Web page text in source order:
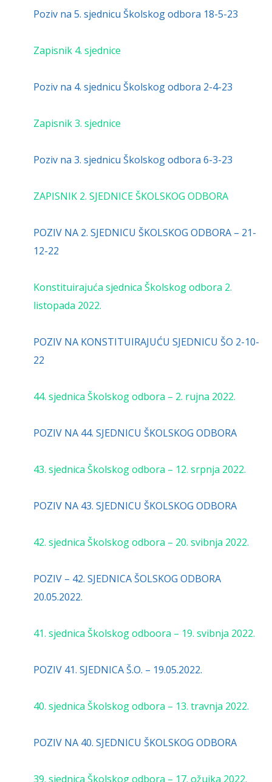
Poziv na 5. sjednicu Školskog odbora 18-5-23
Zapisnik 4. sjednice
Poziv na 4. sjednicu Školskog odbora 2-4-23
Zapisnik 3. sjednice
Poziv na 3. sjednicu Školskog odbora 6-3-23
ZAPISNIK 2. SJEDNICE ŠKOLSKOG ODBORA
POZIV NA 2. SJEDNICU ŠKOLSKOG ODBORA – 21-
12-22
Konstituirajuća sjednica Školskog odbora 2.
listopada 2022.
POZIV NA KONSTITUIRAJUĆU SJEDNICU ŠO 2-10-
22
44. sjednica Školskog odbora – 2. rujna 2022.
POZIV NA 44. SJEDNICU ŠKOLSKOG ODBORA
43. sjednica Školskog odbora – 12. srpnja 2022.
POZIV NA 43. SJEDNICU ŠKOLSKOG ODBORA
42. sjednica Školskog odbora – 20. svibnja 2022.
POZIV – 42. SJEDNICA ŠOLSKOG ODBORA
20.05.2022.
41. sjednica Školskog odboora – 19. svibnja 2022.
POZIV 41. SJEDNICA Š.O. – 19.05.2022.
40. sjednica Školskog odbora – 13. travnja 2022.
POZIV NA 40. SJEDNICU ŠKOLSKOG ODBORA
39. sjednica Školskog odbora – 17. ožujka 2022.